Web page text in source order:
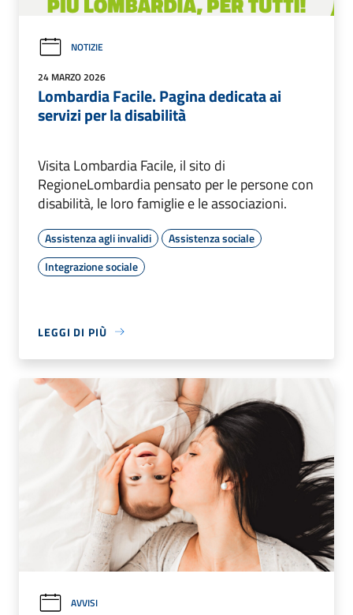
NOTIZIE
24 MARZO 2026
Lombardia Facile. Pagina dedicata ai
servizi per la disabilità
Visita Lombardia Facile, il sito di
RegioneLombardia pensato per le persone con
disabilità, le loro famiglie e le associazioni.
Assistenza agli invalidi
Assistenza sociale
Integrazione sociale
LEGGI DI PIÙ
AVVISI